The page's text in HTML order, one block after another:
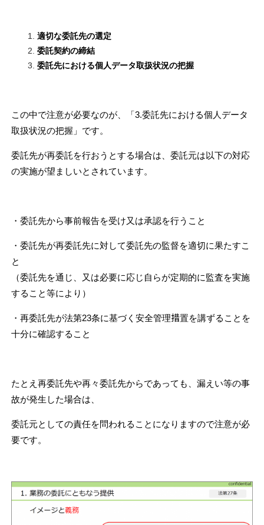
適切な委託先の選定
委託契約の締結
委託先における個人データ取扱状況の把握
この中で注意が必要なのが、「3.委託先における個人データ
取扱状況の把握」です。
委託先が再委託を行おうとする場合は、委託元は以下の対応
の実施が望ましいとされています。
・委託先から事前報告を受け又は承認を行うこと
・委託先が再委託先に対して委託先の監督を適切に果たすこ
と
（委託先を通じ、又は必要に応じ自らが定期的に監査を実施
すること等により）
・再委託先が法第23条に基づく安全管理措置を講ずることを
十分に確認すること
たとえ再委託先や再々委託先からであっても、漏えい等の事
故が発生した場合は、
委託元としての責任を問われることになりますので注意が必
要です。